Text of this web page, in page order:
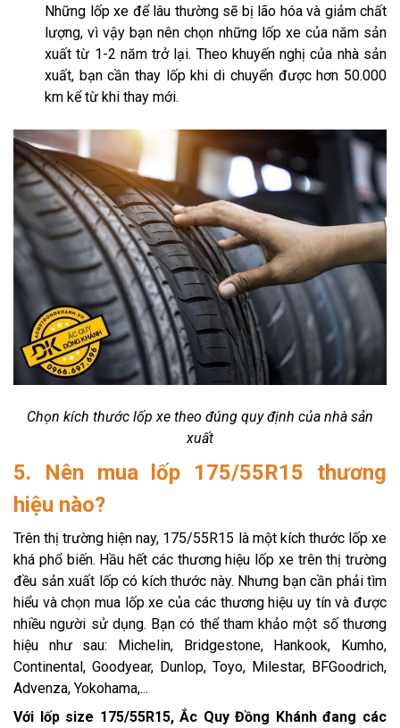
Những lốp xe để lâu thường sẽ bị lão hóa và giảm chất
lượng, vì vậy bạn nên chọn những lốp xe của năm sản
xuất từ 1-2 năm trở lại. Theo khuyến nghị của nhà sản
xuất, bạn cần thay lốp khi di chuyển được hơn 50.000
km kể từ khi thay mới.
Chọn kích thước lốp xe theo đúng quy định của nhà sản
xuất
5. Nên mua lốp 175/55R15 thương
hiệu nào?
Trên thị trường hiện nay, 175/55R15 là một kích thước lốp xe
khá phổ biến. Hầu hết các thương hiệu lốp xe trên thị trường
đều sản xuất lốp có kích thước này. Nhưng bạn cần phải tìm
hiểu và chọn mua lốp xe của các thương hiệu uy tín và được
nhiều người sử dụng. Bạn có thể tham khảo một số thương
hiệu như sau: Michelin, Bridgestone, Hankook, Kumho,
Continental, Goodyear, Dunlop, Toyo, Milestar, BFGoodrich,
Advenza, Yokohama,...
Với lốp size 175/55R15, Ắc Quy Đồng Khánh đang các